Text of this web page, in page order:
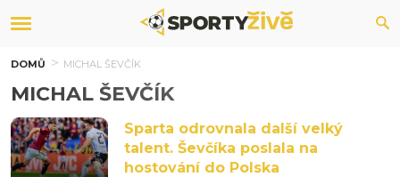
DOMŮ MICHAL ŠEVČÍK
MICHAL ŠEVČÍK
Sparta odrovnala další velký
talent. Ševčíka poslala na
hostování do Polska